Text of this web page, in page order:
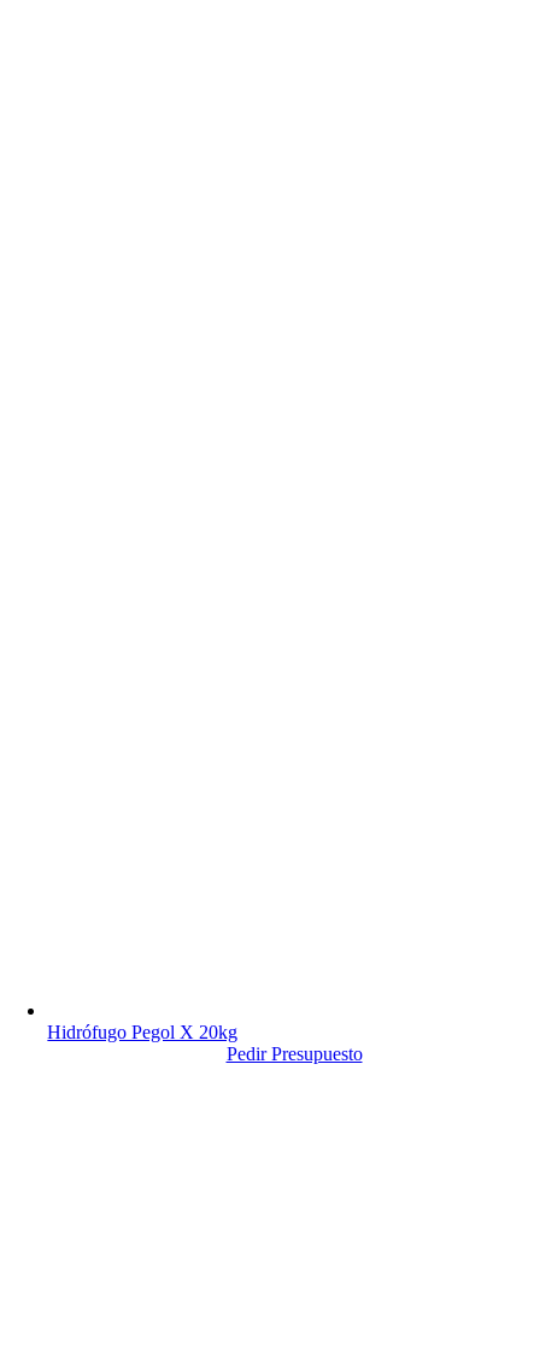
Hidrófugo Pegol X 20kg
Pedir Presupuesto